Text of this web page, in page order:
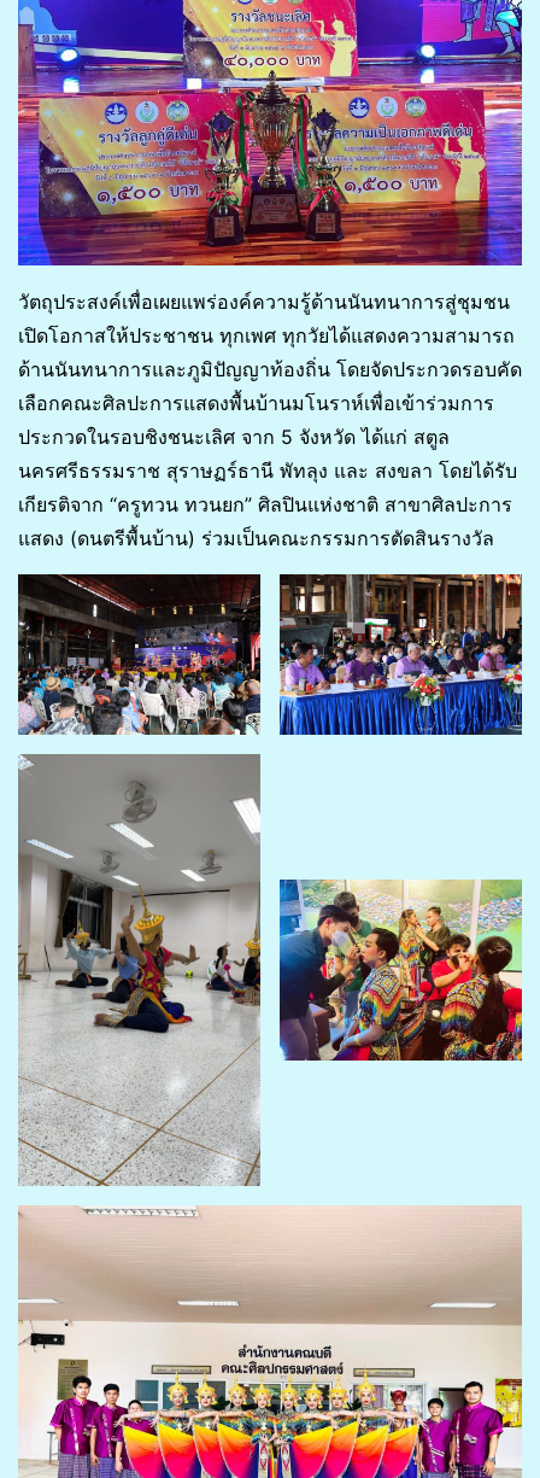
วัตถุประสงค์เพื่อเผยแพร่องค์ความรู้ด้านนันทนาการสู่ชุมชน
เปิดโอกาสให้ประชาชน ทุกเพศ ทุกวัยได้แสดงความสามารถ
ด้านนันทนาการและภูมิปัญญาท้องถิ่น โดยจัดประกวดรอบคัด
เลือกคณะศิลปะการแสดงพื้นบ้านมโนราห์เพื่อเข้าร่วมการ
ประกวดในรอบชิงชนะเลิศ จาก 5 จังหวัด ได้แก่ สตูล
นครศรีธรรมราช สุราษฏร์ธานี พัทลุง และ สงขลา โดยได้รับ
เกียรติจาก “ครูทวน ทวนยก” ศิลปินแห่งชาติ สาขาศิลปะการ
แสดง (ดนตรีพื้นบ้าน) ร่วมเป็นคณะกรรมการตัดสินรางวัล